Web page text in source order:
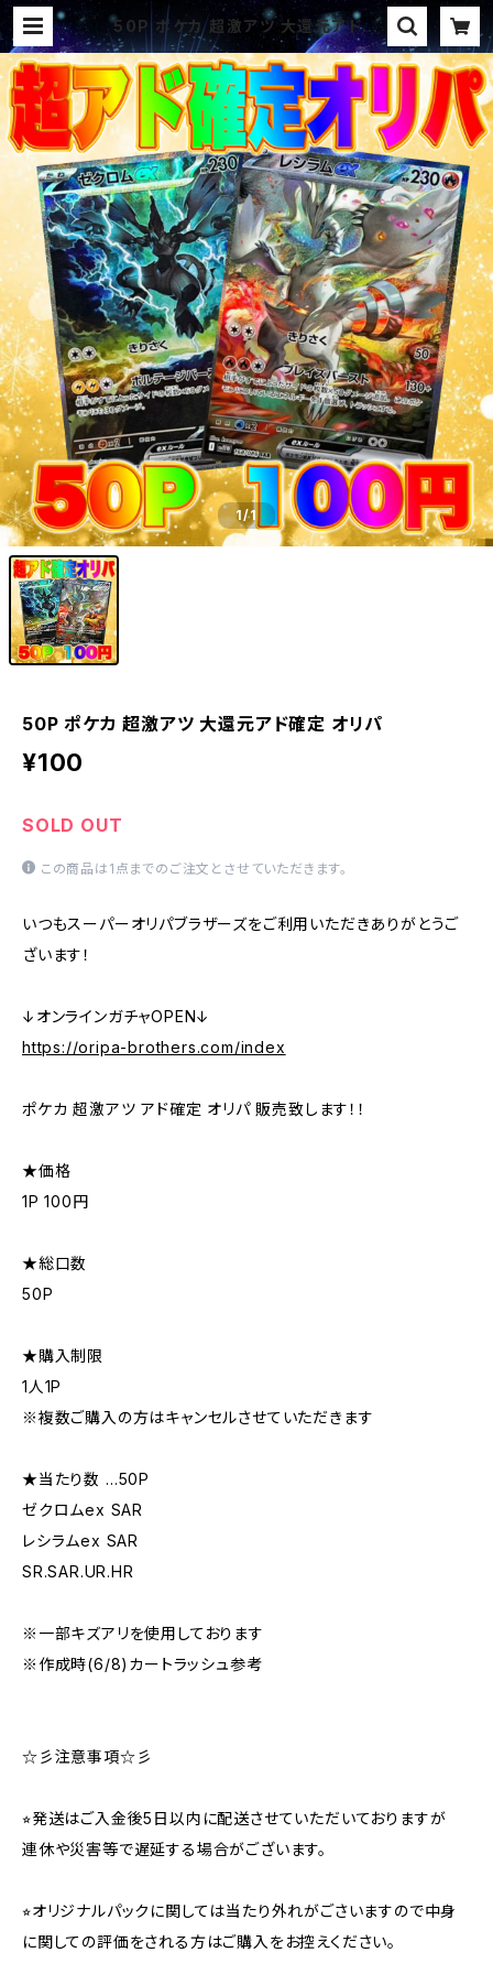
50P ポケカ 超激アツ 大還元アド確
定 オリパ | オリパ ブラザーズ オリ
パ専門店 (ポケカ、ワンピース、遊戯
王、ヴァイス、ドラゴンボール)
1/1
50P ポケカ 超激アツ 大還元アド確定 オリパ
¥100
SOLD OUT
この商品は1点までのご注文とさせていただきます。
いつもスーパーオリパブラザーズをご利用いただきありがとうご
ざいます！
↓オンラインガチャOPEN↓
https://oripa-brothers.com/index
ポケカ 超激アツ アド確定 オリパ 販売致します！！
★価格
1P 100円
★総口数
50P
★購入制限
1人1P
※複数ご購入の方はキャンセルさせていただきます
★当たり数 …50P
ゼクロムex SAR
レシラムex SAR
SR.SAR.UR.HR
※一部キズアリを使用しております
※作成時(6/8)カートラッシュ参考
☆彡注意事項☆彡
⭐︎発送はご入金後5日以内に配送させていただいておりますが
連休や災害等で遅延する場合がございます。
⭐︎オリジナルパックに関しては当たり外れがごさいますので中身
に関しての評価をされる方はご購入をお控えください。